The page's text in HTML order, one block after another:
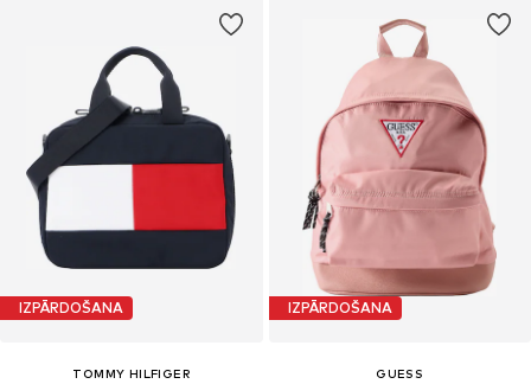
IZPĀRDOŠANA
TOMMY HILFIGER
IZPĀRDOŠANA
GUESS